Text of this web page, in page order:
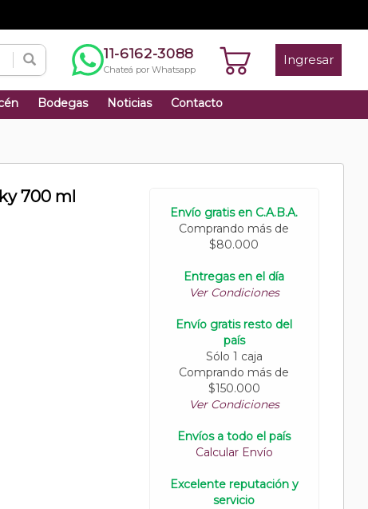
11-6162-3088
Chateá por Whatsapp
Ingresar
Bodegas Noticias Contacto
700 ml
Envío gratis en C.A.B.A.
Comprando más de
$80.000
Entregas en el día
Ver Condiciones
Envío gratis resto del
país
Sólo 1 caja
Comprando más de
$150.000
Ver Condiciones
Envíos a todo el país
Calcular Envío
Excelente reputación y
servicio